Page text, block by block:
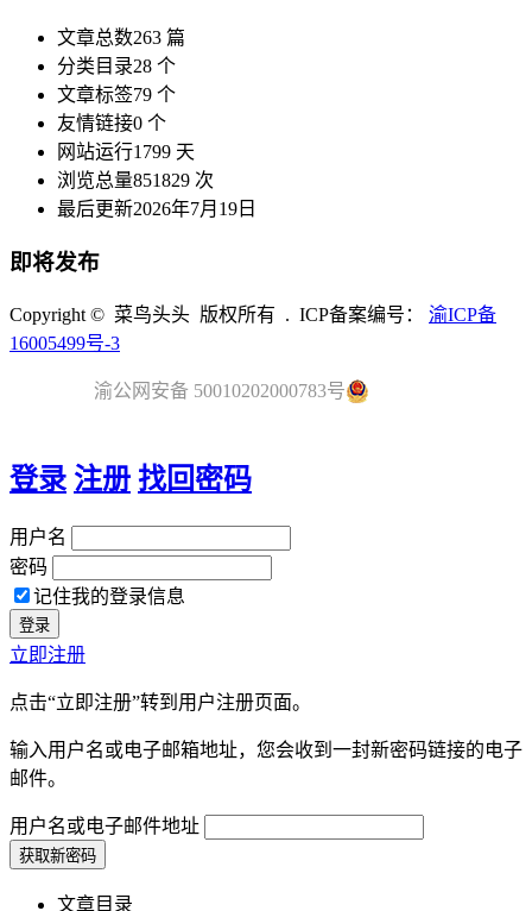
文章总数263 篇
分类目录28 个
文章标签79 个
友情链接0 个
网站运行1799 天
浏览总量851829 次
最后更新2026年7月19日
即将发布
Copyright © 菜鸟头头 版权所有 . ICP备案编号： 渝ICP备
16005499号-3
渝公网安备 50010202000783号
登录 注册 找回密码
用户名
密码
记住我的登录信息
立即注册
点击“立即注册”转到用户注册页面。
输入用户名或电子邮箱地址，您会收到一封新密码链接的电子
邮件。
用户名或电子邮件地址
文章目录